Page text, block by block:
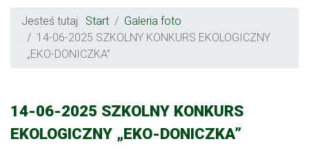
Jesteś tutaj: Start
Galeria foto
14-06-2025 SZKOLNY KONKURS EKOLOGICZNY
„EKO-DONICZKA”
14-06-2025 SZKOLNY KONKURS
EKOLOGICZNY „EKO-DONICZKA”